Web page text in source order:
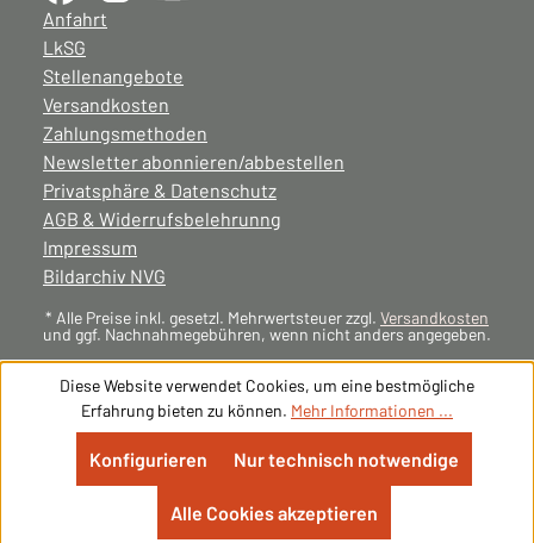
Anfahrt
LkSG
Stellenangebote
Versandkosten
Zahlungsmethoden
Newsletter abonnieren/abbestellen
Privatsphäre & Datenschutz
AGB & Widerrufsbelehrunng
Impressum
Bildarchiv NVG
* Alle Preise inkl. gesetzl. Mehrwertsteuer zzgl. Versandkosten
und ggf. Nachnahmegebühren, wenn nicht anders angegeben.
Diese Website verwendet Cookies, um eine bestmögliche
Erfahrung bieten zu können. Mehr Informationen ...
Nur technisch notwendige
Konfigurieren
Alle Cookies akzeptieren